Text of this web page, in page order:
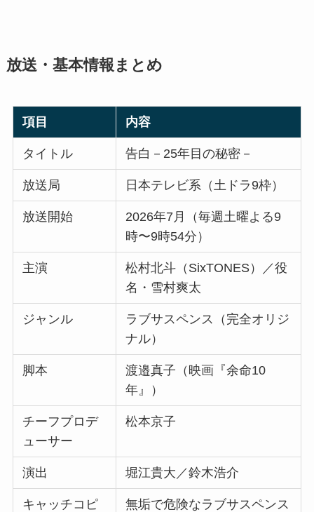
放送・基本情報まとめ
項目 内容
タイトル 告白－25年目の秘密－
放送局 日本テレビ系（土ドラ9枠）
放送開始
2026年7月（毎週土曜よる9
時〜9時54分）
主演
松村北斗（SixTONES）／役
名・雪村爽太
ジャンル
ラブサスペンス（完全オリジ
ナル）
脚本
渡邉真子（映画『余命10
年』）
チーフプロデ
ューサー
松本京子
演出 堀江貴大／鈴木浩介
キャッチコピ
無垢で危険なラブサスペンス